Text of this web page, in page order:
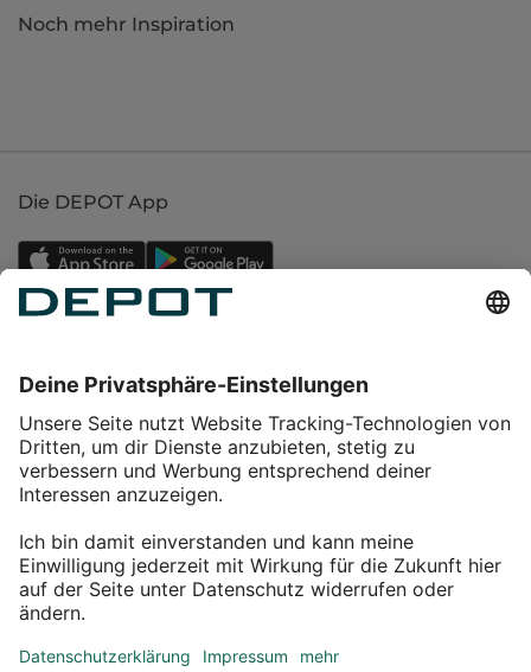
Noch mehr Inspiration
Die DEPOT App
Service
Über DEPOT
Kontakt